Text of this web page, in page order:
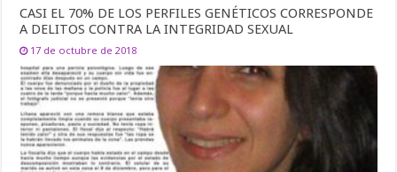
CASI EL 70% DE LOS PERFILES GENÉTICOS CORRESPONDE
A DELITOS CONTRA LA INTEGRIDAD SEXUAL
17 de octubre de 2018